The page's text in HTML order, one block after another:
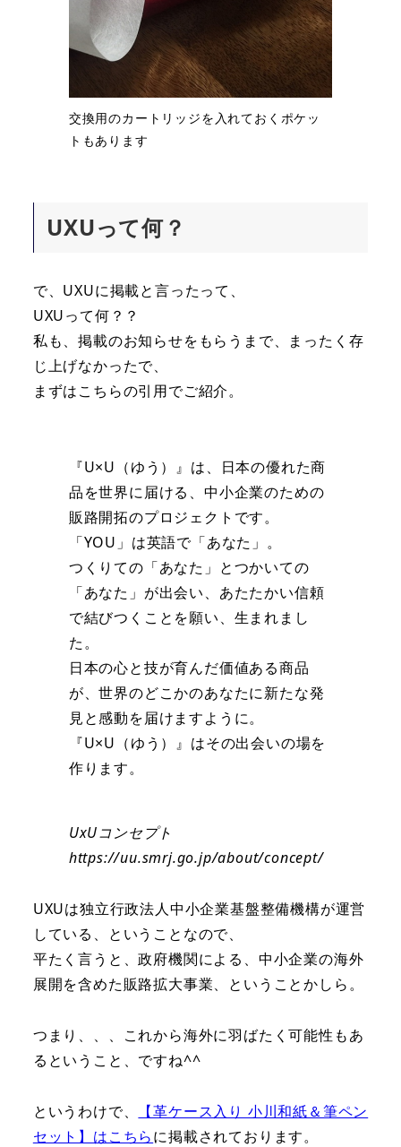
交換用のカートリッジを入れておくポケッ
トもあります
UXUって何？
で、UXUに掲載と言ったって、
UXUって何？？
私も、掲載のお知らせをもらうまで、まったく存
じ上げなかったで、
まずはこちらの引用でご紹介。
『U×U（ゆう）』は、日本の優れた商
品を世界に届ける、中小企業のための
販路開拓のプロジェクトです。
「YOU」は英語で「あなた」。
つくりての「あなた」とつかいての
「あなた」が出会い、あたたかい信頼
で結びつくことを願い、生まれまし
た。
日本の心と技が育んだ価値ある商品
が、世界のどこかのあなたに新たな発
見と感動を届けますように。
『U×U（ゆう）』はその出会いの場を
作ります。
UxUコンセプト
https://uu.smrj.go.jp/about/concept/
UXUは独立行政法人中小企業基盤整備機構が運営
している、ということなので、
平たく言うと、政府機関による、中小企業の海外
展開を含めた販路拡大事業、ということかしら。
つまり、、、これから海外に羽ばたく可能性もあ
るということ、ですね^^
というわけで、
【革ケース入り 小川和紙＆筆ペン
セット】はこちらに掲載されております。